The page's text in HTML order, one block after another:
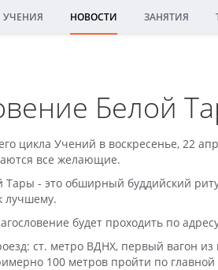
УЧЕНИЯ НОВОСТИ ЗАНЯТИЯ
Белой
цикла Учений в воскресенье, 22
все желающие.
Тары - это обширный буддийский
лучшему.
будет проходить по
ст. метро ВДНХ, первый вагон
100 метров пройти по